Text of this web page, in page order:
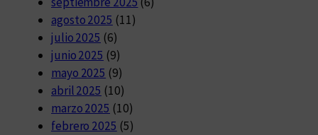
agosto 2025 (11)
julio 2025 (6)
junio 2025 (9)
mayo 2025 (9)
abril 2025 (10)
marzo 2025 (10)
febrero 2025 (5)